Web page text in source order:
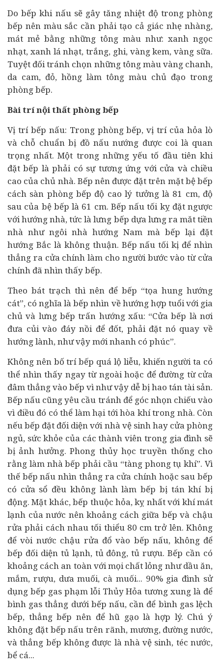
Do bếp khi nấu sẽ gây tăng nhiệt độ trong phòng
bếp nên màu sắc cần phải tạo cả giác nhẹ nhàng,
mát mẻ bằng những tông màu như: xanh ngọc
nhạt, xanh lá nhạt, trắng, ghi, vàng kem, vàng sữa.
Tuyệt đối tránh chọn những tông màu vàng chanh,
da cam, đỏ, hồng làm tông màu chủ đạo trong
phòng bếp.
Bài trí nội thất phòng bếp
Vị trí bếp nấu: Trong phòng bếp, vị trí của hỏa lò
và chỗ chuẩn bị đồ nấu nướng được coi là quan
trọng nhất. Một trong những yếu tố đầu tiên khi
đặt bếp là phải có sự tương ứng với cửa và chiều
cao của chủ nhà. Bếp nên được đặt trên mặt bệ bếp
cách sàn phòng bếp độ cao lý tưởng là 81 cm, độ
sau của bệ bếp là 61 cm. Bếp nấu tối kỵ đặt ngược
với hướng nhà, tức là lưng bếp dựa lưng ra măt tiền
nhà như ngôi nhà hướng Nam mà bếp lại đặt
hướng Bắc là không thuận. Bếp nấu tối kị để nhìn
thẳng ra cửa chính làm cho người bước vào từ cửa
chính đã nhìn thấy bếp.
Theo bát trạch thì nên để bếp “tọa hung hướng
cát”, có nghĩa là bếp nhìn về hướng hợp tuổi với gia
chủ và lưng bếp trấn hướng xấu: “Cửa bếp là nơi
đưa củi vào đáy nồi để đốt, phải đặt nó quay về
hướng lành, như vậy mới nhanh có phúc”.
Không nên bố trí bếp quá lộ liễu, khiến người ta có
thể nhìn thấy ngay từ ngoài hoặc để đường từ cửa
đâm thẳng vào bếp vì như vậy dễ bị hao tán tài sản.
Bếp nấu cũng yêu cầu tránh để góc nhọn chiếu vào
vì điều đó có thể làm hại tới hòa khí trong nhà. Còn
nếu bếp đặt đối diện với nhà vệ sinh hay cửa phòng
ngủ, sức khỏe của các thành viên trong gia đình sẽ
bị ảnh hưởng. Phong thủy học truyền thống cho
rằng làm nhà bếp phải cầu “tàng phong tụ khí”. Vì
thế bếp nấu nhìn thẳng ra cửa chính hoặc sau bếp
có cửa sổ đều không lành làm bếp bị tán khí bị
động. Mặt khác, bếp thuộc hỏa, kỵ nhất với khí mát
lạnh của nước nên khoảng cách giữa bếp và chậu
rửa phải cách nhau tối thiểu 80 cm trở lên. Không
để vòi nước chậu rửa đổ vào bếp nấu, không để
bếp đối diện tủ lạnh, tủ đông, tủ rượu. Bếp cần có
khoảng cách an toàn với mọi chất lỏng như dầu ăn,
mắm, rượu, dưa muối, cà muối... 90% gia đình sử
dụng bếp gas phạm lỗi Thủy Hỏa tương xung là để
bình gas thẳng dưới bếp nấu, cần để bình gas lệch
bếp, thẳng bếp nên để hũ gạo là hợp lý. Chú ý
không đặt bếp nấu trên rãnh, mương, đường nước,
và thẳng bếp không được là nhà vệ sinh, téc nước,
bể cá...